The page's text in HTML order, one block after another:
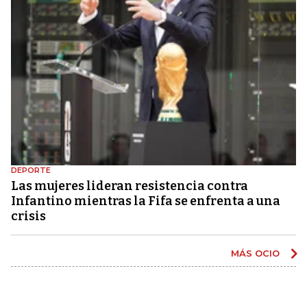
DEPORTE
Las mujeres lideran resistencia contra
Infantino mientras la Fifa se enfrenta a una
crisis
MÁS OCIO